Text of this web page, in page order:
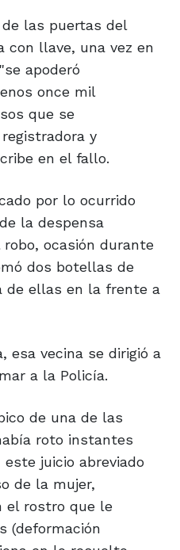
las puertas del
con llave, una vez en
apoderó
once mil
que se
y
en el fallo.
por lo ocurrido
la despensa
ocasión durante
dos botellas de
de ellas en la frente a
esa vecina se dirigió a
a la Policía.
de una de las
roto instantes
juicio abreviado
de la mujer,
el rostro que le
(deformación